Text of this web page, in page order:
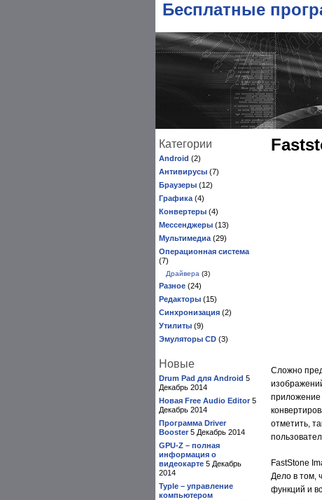
Бесплатные
Категории
Android (2)
Антивирусы (7)
Браузеры (12)
Графика (4)
Конвертеры (4)
Мессенджеры (13)
Мультимедиа (29)
Операционная система
(7)
Драйвера (3)
Разное (24)
Редакторы (15)
Синхронизация (2)
Утилиты (9)
Эмуляторы CD (3)
Новые
Drum Pad для Android 5
Декабрь 2014
Новая Free Audio Editor 5
Декабрь 2014
Программа Driver
Booster 5 Декабрь 2014
GPU-Z – полная
информация о
видеокарте 5 Декабрь
2014
Typle – управление
компьютером
Сложно
приложение
отметить,
FastStone
Дело в том,
функций и